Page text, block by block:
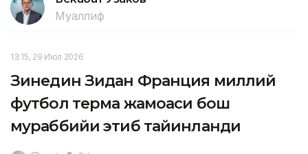
Муаллиф
13:15, 29 Июл 2026
Зинедин Зидан Франция миллий
футбол терма жамоаси бош
мураббийи этиб тайинланди